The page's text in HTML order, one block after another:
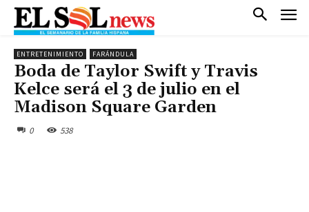
ENTRETENIMIENTO FARÁNDULA
Boda de Taylor Swift y Travis
Kelce será el 3 de julio en el
Madison Square Garden
0 538